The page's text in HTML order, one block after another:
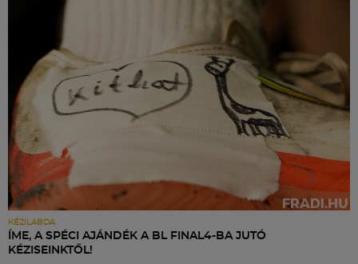
KÉZILABDA
ÍME, A SPÉCI AJÁNDÉK A BL FINAL4-BA JUTÓ
KÉZISEINKTŐL!
Szakosztályok
Meccscenter
Klub
Szolgáltatások
Shop